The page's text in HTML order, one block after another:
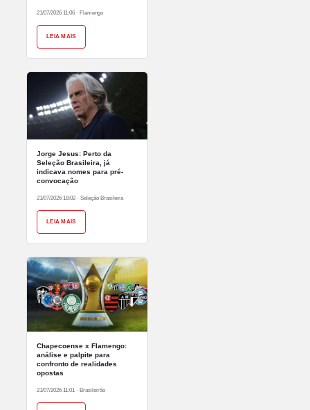
21/07/2026 11:06 · Flamengo
LEIA MAIS
Jorge Jesus: Perto da
Seleção Brasileira, já
indicava nomes para pré-
convocação
21/07/2026 18:02 · Seleção Brasileira
LEIA MAIS
Chapecoense x Flamengo:
análise e palpite para
confronto de realidades
opostas
21/07/2026 11:01 · Brasileirão